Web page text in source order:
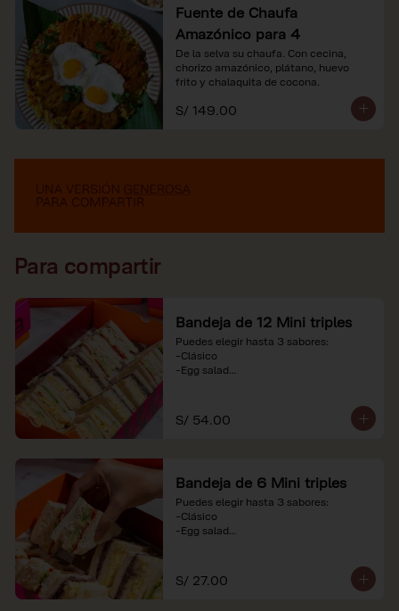
Fuente de Chaufa
Amazónico para 4
De la selva su chaufa. Con cecina,
chorizo amazónico, plátano, huevo
frito y chalaquita de cocona.
S/ 149.00
Para compartir
Bandeja de 12 Mini triples
Puedes elegir hasta 3 sabores:
-Clásico
-Egg salad
referenciales.
S/ 54.00
Bandeja de 6 Mini triples
Puedes elegir hasta 3 sabores:
-Clásico
-Egg salad
S/ 27.00